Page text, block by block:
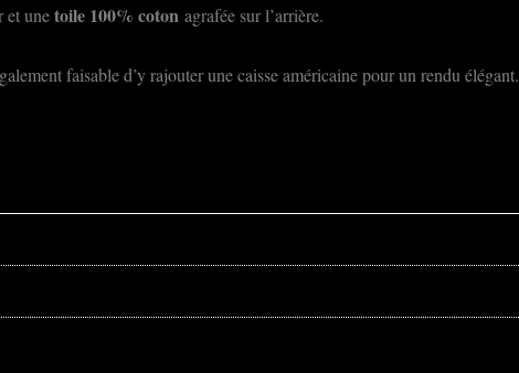
et unetoile 100% coton agrafée sur l’arrière.
faisable d’y rajouter une caisse américaine pour un rendu élégant.